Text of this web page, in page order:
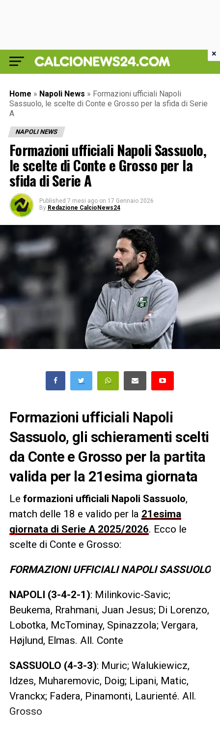
Home » Napoli News » Formazioni ufficiali Napoli
Sassuolo, le scelte di Conte e Grosso per la sfida di Serie
A
NAPOLI NEWS
Formazioni ufficiali Napoli Sassuolo,
le scelte di Conte e Grosso per la
sfida di Serie A
Published 7 mesi ago on 17 Gennaio 2026
By Redazione CalcioNews24
Formazioni ufficiali Napoli
Sassuolo, gli schieramenti scelti
da Conte e Grosso per la partita
valida per la 21esima giornata
Le formazioni ufficiali Napoli Sassuolo,
match delle 18 e valido per la 21esima
giornata di Serie A 2025/2026. Ecco le
scelte di Conte e Grosso:
FORMAZIONI UFFICIALI NAPOLI SASSUOLO
NAPOLI (3-4-2-1): Milinkovic-Savic;
Beukema, Rrahmani, Juan Jesus; Di Lorenzo,
Lobotka, McTominay, Spinazzola; Vergara,
Højlund, Elmas. All. Conte
SASSUOLO (4-3-3): Muric; Walukiewicz,
Idzes, Muharemovic, Doig; Lipani, Matic,
Vranckx; Fadera, Pinamonti, Laurienté. All.
Grosso
×